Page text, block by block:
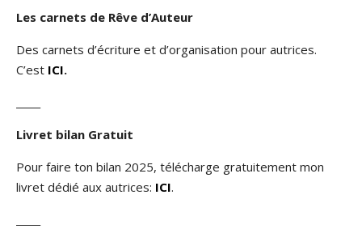
Les carnets de Rêve d’Auteur
Des carnets d’écriture et d’organisation pour autrices.
C’est ICI.
Livret bilan Gratuit
Pour faire ton bilan 2025, télécharge gratuitement mon
livret dédié aux autrices: ICI.